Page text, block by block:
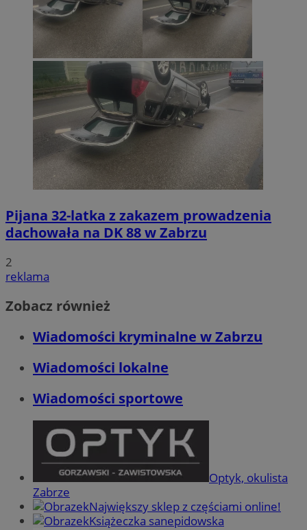
Pijana 32-latka z zakazem prowadzenia
dachowała na DK 88 w Zabrzu
2
reklama
Zobacz również
Wiadomości kryminalne w Zabrzu
Wiadomości lokalne
Wiadomości sportowe
Optyk, okulista
Zabrze
Największy sklep z częściami online!
Książeczka sanepidowska